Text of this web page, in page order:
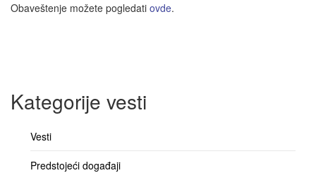
Obaveštenje možete pogledati ovde.
Kategorije vesti
Vesti
Predstojeći događaji